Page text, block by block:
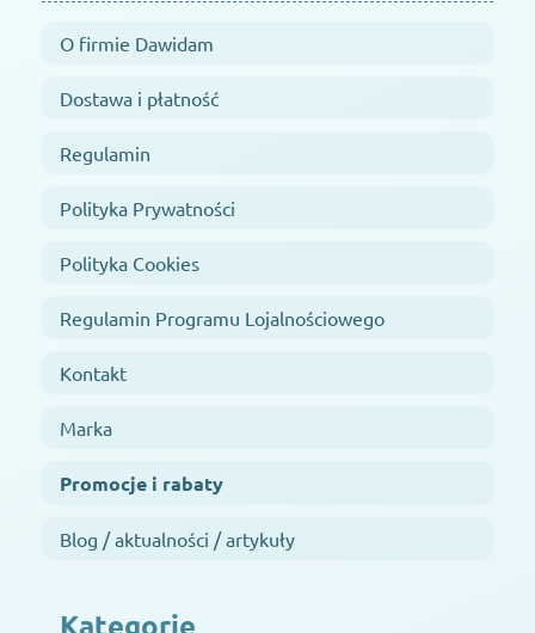
O firmie Dawidam
Dostawa i płatność
Regulamin
Polityka Prywatności
Polityka Cookies
Regulamin Programu Lojalnościowego
Kontakt
Marka
Promocje i rabaty
Blog / aktualności / artykuły
Kategorie